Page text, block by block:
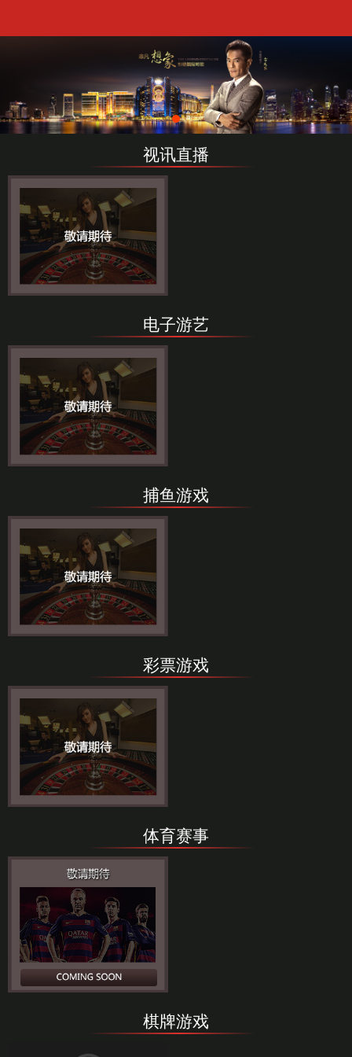
视讯直播
电子游艺
捕鱼游戏
彩票游戏
体育赛事
棋牌游戏